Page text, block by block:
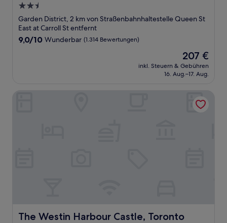
2.5-
Sterne-
Unterkunft
Garden District, 2 km von Straßenbahnhaltestelle Queen St
East at Carroll St entfernt
9.0
9,0/10 Wunderbar (1.314 Bewertungen)
Der
Preis
beträgt
207 €
inkl. Steuern & Gebühren
16. Aug.–17. Aug.
The Westin Harbour Castle, Toronto
The Westin Harbour Castle, Toronto